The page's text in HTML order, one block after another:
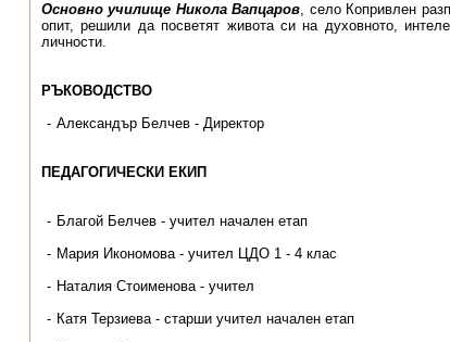
Основно училище Никола Вапцаров, село Копривлен
опит, решили да посветят живота си на духовното,
личности.
РЪКОВОДСТВО
Александър Белчев - Директор
ПЕДАГОГИЧЕСКИ ЕКИП
Благой Белчев - учител начален етап
Мария Икономова - учител ЦДО 1 - 4 клас
Наталия Стоименова - учител
Катя Терзиева - старши учител начален етап